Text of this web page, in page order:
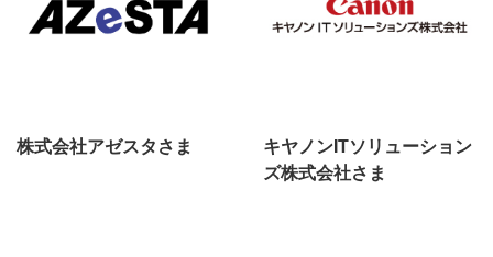
株式会社アゼスタさま
キヤノンITソリューション
ズ株式会社さま